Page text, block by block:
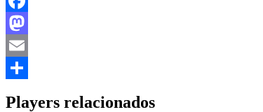
Facebook
Mastodon
Email
Players relacionados